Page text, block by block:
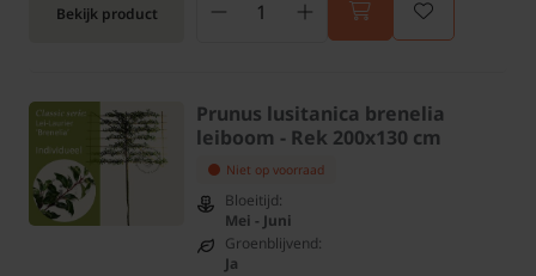
Bekijk product
Prunus lusitanica brenelia
leiboom - Rek 200x130 cm
Niet op voorraad
Bloeitijd:
Mei - Juni
Groenblijvend:
Ja